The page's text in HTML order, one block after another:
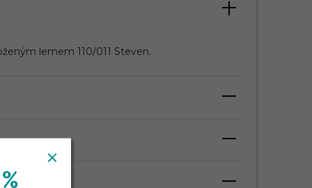
lemem 110/011 Steven.